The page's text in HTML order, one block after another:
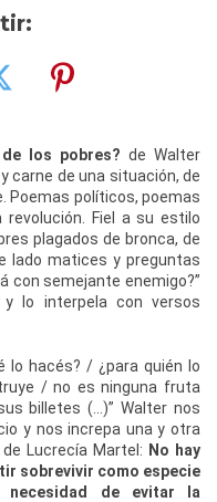
los pobres? de Walter
carne de una situación, de
Poemas políticos, poemas
Fiel a su estilo
plagados de bronca, de
lado matices y preguntas
con semejante enemigo?”
lo interpela con versos
lo hacés? / ¿para quién lo
/ no es ninguna fruta
billetes (…)” Walter nos
y nos increpa una y otra
Lucrecía Martel: No hay
sobrevivir como especie
de evitar la